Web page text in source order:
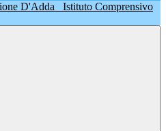
Istituto Comprensivo